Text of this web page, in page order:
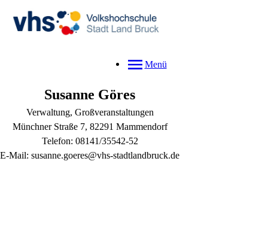
Menü
Susanne Göres
Verwaltung, Großveranstaltungen
Münchner Straße 7, 82291 Mammendorf
Telefon: 08141/35542-52
E-Mail: susanne.goeres@vhs-stadtlandbruck.de